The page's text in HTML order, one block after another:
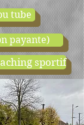
tube
payante)
sportif
boutique